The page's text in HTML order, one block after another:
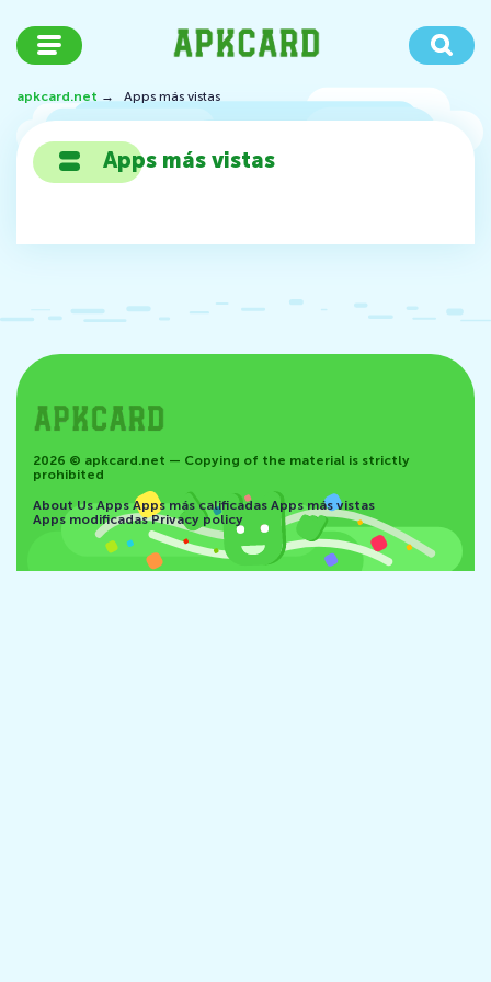
apkcard.net → Apps más vistas
Apps más vistas
2026 © apkcard.net — Copying of the material is strictly
prohibited
About Us Apps Apps más calificadas Apps más vistas
Apps modificadas Privacy policy